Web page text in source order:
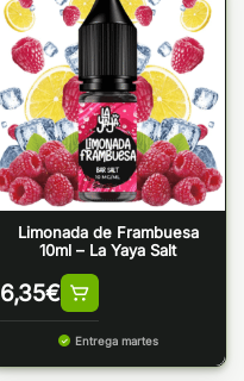
Limonada de Frambuesa
10ml – La Yaya Salt
6,35€
Entrega martes